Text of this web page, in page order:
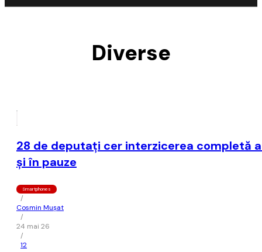
Diverse
28 de deputaţi cer interzicerea completă
şi în pauze
Smartphones
/
Cosmin Mușat
/
24 mai 26
/
12